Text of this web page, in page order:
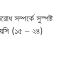
সম্পর্কে সুস্পষ্ট
(১৫ – ২৪)